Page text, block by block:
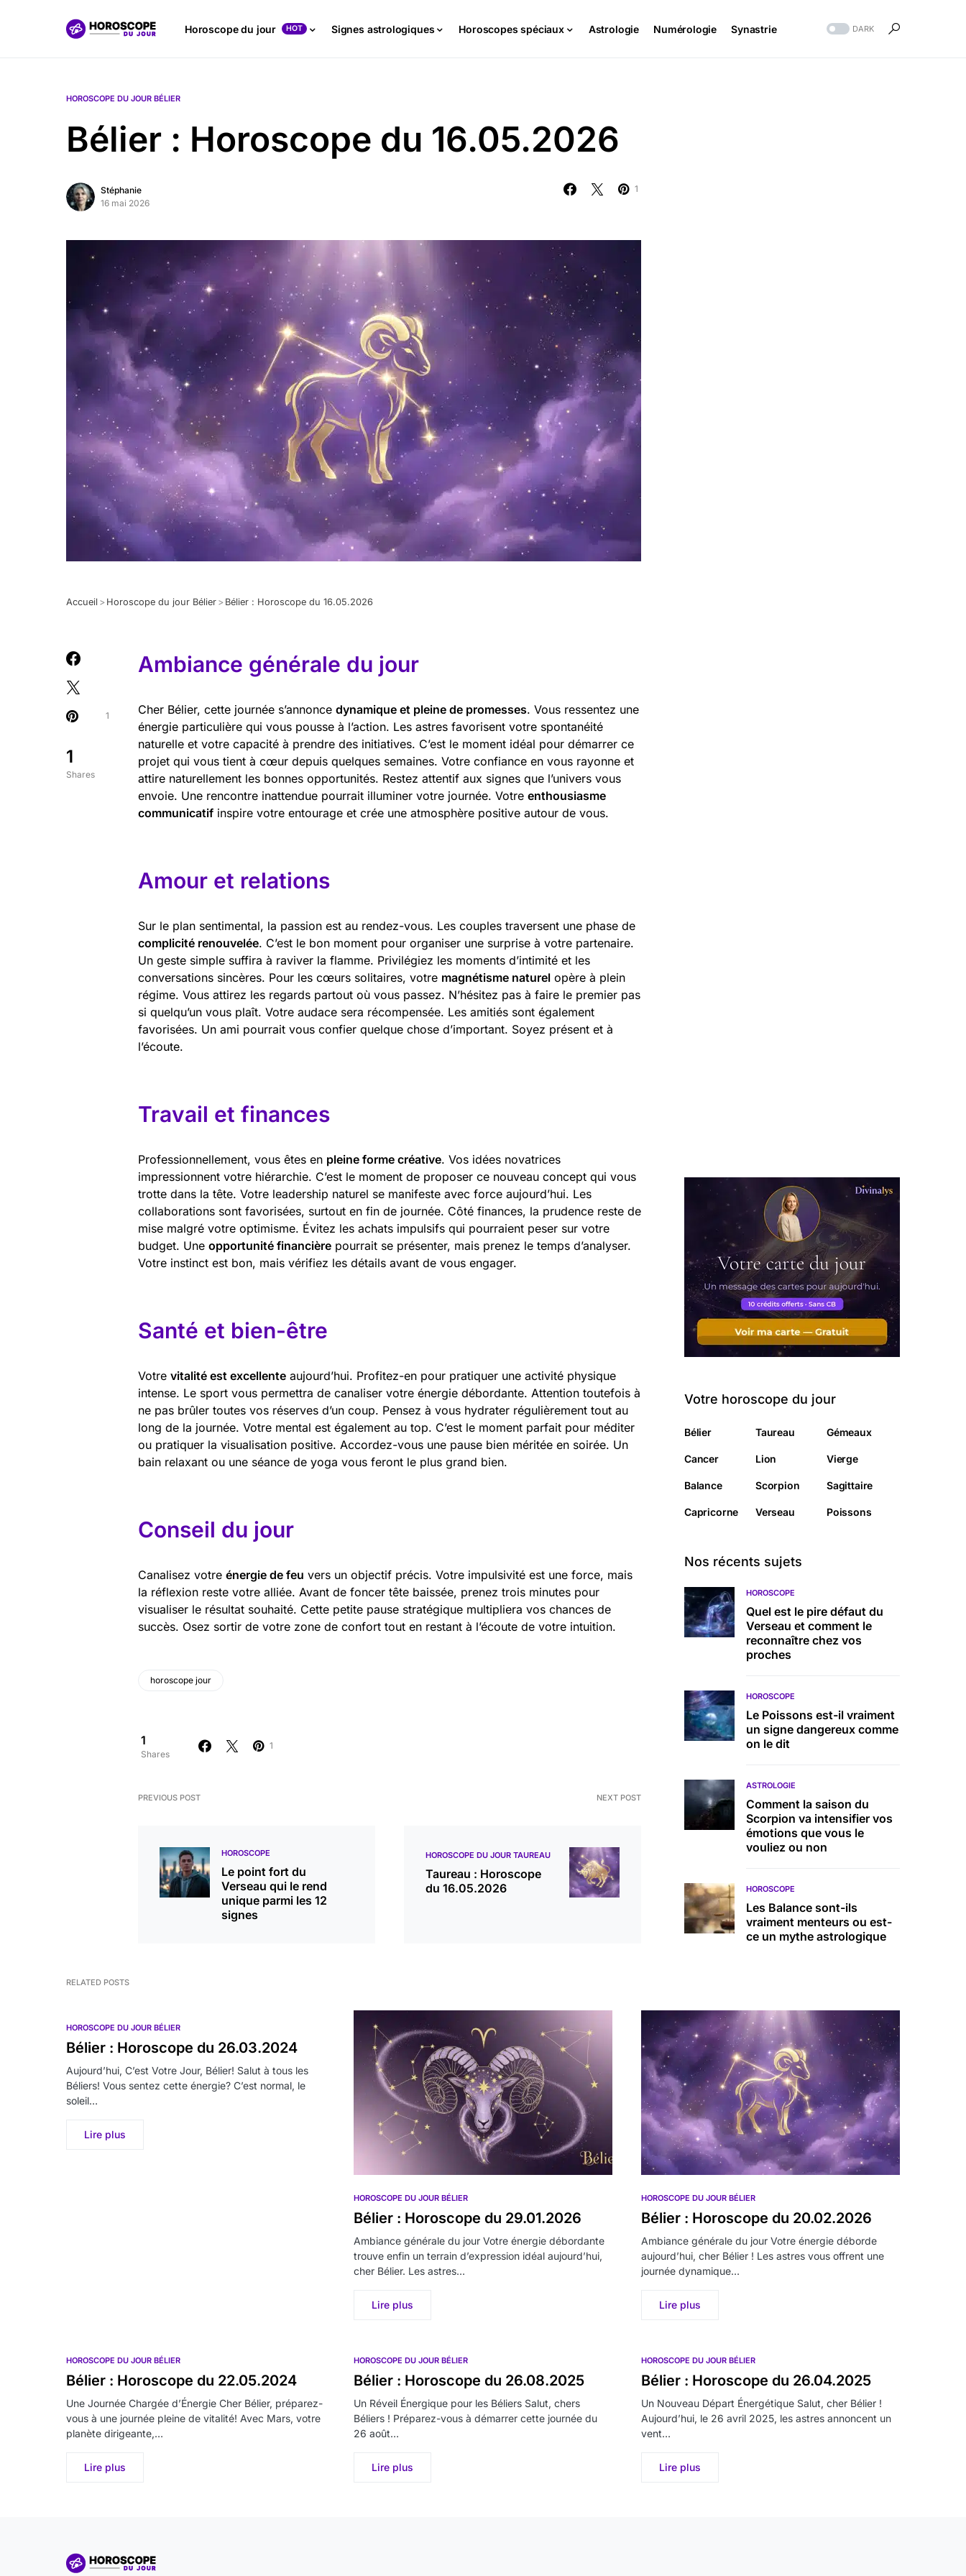
Horoscope du jour HOT Signes astrologiques Horoscopes spéciaux Astrologie Numérologie Synastrie DARK
HOROSCOPE DU JOUR BÉLIER
Bélier : Horoscope du 16.05.2026
Stéphanie
16 mai 2026
1
Accueil > Horoscope du jour Bélier > Bélier : Horoscope du 16.05.2026
1
Shares
1
Ambiance générale du jour
Cher Bélier, cette journée s’annonce dynamique et pleine de promesses. Vous ressentez une
énergie particulière qui vous pousse à l’action. Les astres favorisent votre spontanéité
naturelle et votre capacité à prendre des initiatives. C’est le moment idéal pour démarrer ce
projet qui vous tient à cœur depuis quelques semaines. Votre confiance en vous rayonne et
attire naturellement les bonnes opportunités. Restez attentif aux signes que l’univers vous
envoie. Une rencontre inattendue pourrait illuminer votre journée. Votre enthousiasme
communicatif inspire votre entourage et crée une atmosphère positive autour de vous.
Amour et relations
Sur le plan sentimental, la passion est au rendez-vous. Les couples traversent une phase de
complicité renouvelée. C’est le bon moment pour organiser une surprise à votre partenaire.
Un geste simple suffira à raviver la flamme. Privilégiez les moments d’intimité et les
conversations sincères. Pour les cœurs solitaires, votre magnétisme naturel opère à plein
régime. Vous attirez les regards partout où vous passez. N’hésitez pas à faire le premier pas
si quelqu’un vous plaît. Votre audace sera récompensée. Les amitiés sont également
favorisées. Un ami pourrait vous confier quelque chose d’important. Soyez présent et à
l’écoute.
Travail et finances
Professionnellement, vous êtes en pleine forme créative. Vos idées novatrices
impressionnent votre hiérarchie. C’est le moment de proposer ce nouveau concept qui vous
trotte dans la tête. Votre leadership naturel se manifeste avec force aujourd’hui. Les
collaborations sont favorisées, surtout en fin de journée. Côté finances, la prudence reste de
mise malgré votre optimisme. Évitez les achats impulsifs qui pourraient peser sur votre
budget. Une opportunité financière pourrait se présenter, mais prenez le temps d’analyser.
Votre instinct est bon, mais vérifiez les détails avant de vous engager.
Santé et bien-être
Votre vitalité est excellente aujourd’hui. Profitez-en pour pratiquer une activité physique
intense. Le sport vous permettra de canaliser votre énergie débordante. Attention toutefois à
ne pas brûler toutes vos réserves d’un coup. Pensez à vous hydrater régulièrement tout au
long de la journée. Votre mental est également au top. C’est le moment parfait pour méditer
ou pratiquer la visualisation positive. Accordez-vous une pause bien méritée en soirée. Un
bain relaxant ou une séance de yoga vous feront le plus grand bien.
Conseil du jour
Canalisez votre énergie de feu vers un objectif précis. Votre impulsivité est une force, mais
la réflexion reste votre alliée. Avant de foncer tête baissée, prenez trois minutes pour
visualiser le résultat souhaité. Cette petite pause stratégique multipliera vos chances de
succès. Osez sortir de votre zone de confort tout en restant à l’écoute de votre intuition.
horoscope jour
1
Shares
1
PREVIOUS POST
HOROSCOPE
Le point fort du
Verseau qui le rend
unique parmi les 12
signes
NEXT POST
HOROSCOPE DU JOUR TAUREAU
Taureau : Horoscope
du 16.05.2026
Votre horoscope du jour
Bélier Taureau Gémeaux
Cancer Lion Vierge
Balance Scorpion Sagittaire
Capricorne Verseau Poissons
Nos récents sujets
HOROSCOPE
Quel est le pire défaut du
Verseau et comment le
reconnaître chez vos
proches
HOROSCOPE
Le Poissons est-il vraiment
un signe dangereux comme
on le dit
ASTROLOGIE
Comment la saison du
Scorpion va intensifier vos
émotions que vous le
vouliez ou non
HOROSCOPE
Les Balance sont-ils
vraiment menteurs ou est-
ce un mythe astrologique
RELATED POSTS
HOROSCOPE DU JOUR BÉLIER
Bélier : Horoscope du 26.03.2024
Aujourd’hui, C’est Votre Jour, Bélier! Salut à tous les
Béliers! Vous sentez cette énergie? C’est normal, le
soleil…
Lire plus
HOROSCOPE DU JOUR BÉLIER
Bélier : Horoscope du 29.01.2026
Ambiance générale du jour Votre énergie débordante
trouve enfin un terrain d’expression idéal aujourd’hui,
cher Bélier. Les astres…
Lire plus
HOROSCOPE DU JOUR BÉLIER
Bélier : Horoscope du 20.02.2026
Ambiance générale du jour Votre énergie déborde
aujourd’hui, cher Bélier ! Les astres vous offrent une
journée dynamique…
Lire plus
HOROSCOPE DU JOUR BÉLIER
Bélier : Horoscope du 22.05.2024
Une Journée Chargée d’Énergie Cher Bélier, préparez-
vous à une journée pleine de vitalité! Avec Mars, votre
planète dirigeante,…
Lire plus
HOROSCOPE DU JOUR BÉLIER
Bélier : Horoscope du 26.08.2025
Un Réveil Énergique pour les Béliers Salut, chers
Béliers ! Préparez-vous à démarrer cette journée du
26 août…
Lire plus
HOROSCOPE DU JOUR BÉLIER
Bélier : Horoscope du 26.04.2025
Un Nouveau Départ Énergétique Salut, cher Bélier !
Aujourd’hui, le 26 avril 2025, les astres annoncent un
vent…
Lire plus